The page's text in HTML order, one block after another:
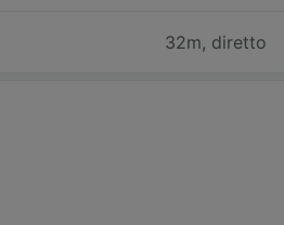
32m, diretto